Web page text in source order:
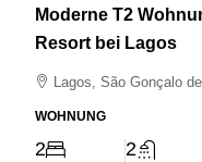
Moderne T2
Resort bei Lagos
Lagos, São Gonçalo
WOHNUNG
2 2